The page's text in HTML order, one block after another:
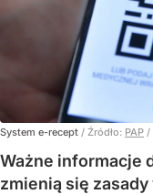
System e-recept / Źródło: PAP /
Ważne informacje
zmienią się